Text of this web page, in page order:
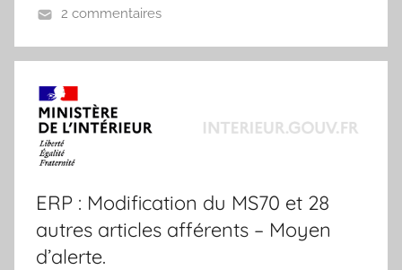
2 commentaires
ERP : Modification du MS70 et 28
autres articles afférents – Moyen
d’alerte.